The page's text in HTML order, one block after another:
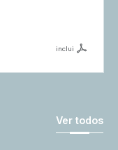
inclui
Ver todos